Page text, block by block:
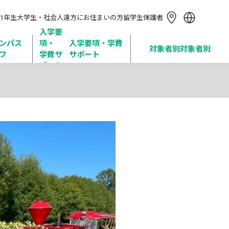
年生大学生・社会人遠方にお住まいの方留学生保護者
简体中文
繁體中文
Tiếng Việt
Bahasa Indonesia
パス
入学要
項・
学費サ
ポート
入学要項・学費
サポート
対象者別 対象者別